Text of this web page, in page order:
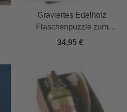
Graviertes Edelholz
Flaschenpuzzle zum
Geburtstag
34,95 €